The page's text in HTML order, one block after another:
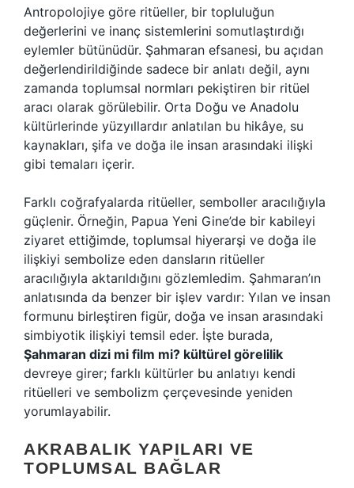
Antropolojiye göre ritüeller, bir topluluğun
değerlerini ve inanç sistemlerini somutlaştırdığı
eylemler bütünüdür. Şahmaran efsanesi, bu açıdan
değerlendirildiğinde sadece bir anlatı değil, aynı
zamanda toplumsal normları pekiştiren bir ritüel
aracı olarak görülebilir. Orta Doğu ve Anadolu
kültürlerinde yüzyıllardır anlatılan bu hikâye, su
kaynakları, şifa ve doğa ile insan arasındaki ilişki
gibi temaları içerir.
Farklı coğrafyalarda ritüeller, semboller aracılığıyla
güçlenir. Örneğin, Papua Yeni Gine’de bir kabileyi
ziyaret ettiğimde, toplumsal hiyerarşi ve doğa ile
ilişkiyi sembolize eden dansların ritüeller
aracılığıyla aktarıldığını gözlemledim. Şahmaran’ın
anlatısında da benzer bir işlev vardır: Yılan ve insan
formunu birleştiren figür, doğa ve insan arasındaki
simbiyotik ilişkiyi temsil eder. İşte burada,
Şahmaran dizi mi film mi? kültürel görelilik
devreye girer; farklı kültürler bu anlatıyı kendi
ritüelleri ve sembolizm çerçevesinde yeniden
yorumlayabilir.
AKRABALIK YAPILARI VE
TOPLUMSAL BAĞLAR